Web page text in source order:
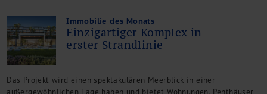
Immobilie des Monats
Einzigartiger Komplex in
erster Strandlinie
Das Projekt wird einen spektakulären Meerblick in einer
außergewöhnlichen Lage haben und bietet Wohnungen, Penthäuser